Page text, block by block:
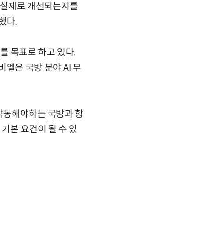
제로 개선되는지를
다.
목표로 하고 있다.
엘은 국방 분야 AI 무
동해야하는 국방과 항
본 요건이 될 수 있